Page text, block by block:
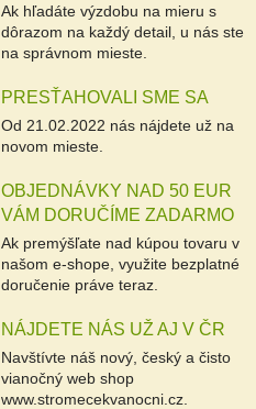
Ak hľadáte výzdobu na mieru s
dôrazom na každý detail, u nás ste
na správnom mieste.
PRESŤAHOVALI SME SA
Od 21.02.2022 nás nájdete už na
novom mieste.
OBJEDNÁVKY NAD 50 EUR
VÁM DORUČÍME ZADARMO
Ak premýšľate nad kúpou tovaru v
našom e-shope, využite bezplatné
doručenie práve teraz.
NÁJDETE NÁS UŽ AJ V ČR
Navštívte náš nový, český a čisto
vianočný web shop
www.stromecekvanocni.cz.